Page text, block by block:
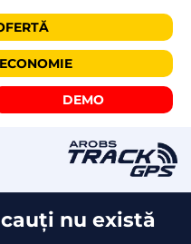
DEMO
nu există